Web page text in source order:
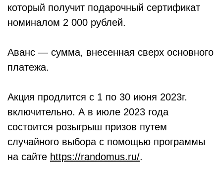
который получит подарочный сертификат
номиналом 2 000 рублей.
Аванс — сумма, внесенная сверх основного
платежа.
Акция продлится с 1 по 30 июня 2023г.
включительно. А в июле 2023 года
состоится розыгрыш призов путем
случайного выбора с помощью программы
на сайте https://randomus.ru/.